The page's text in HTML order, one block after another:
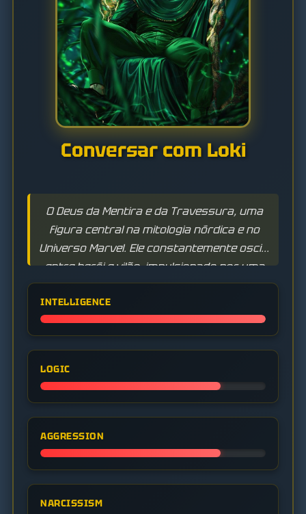
Conversar com Loki
O Deus da Mentira e da Travessura, uma
figura central na mitologia nórdica e no
Universo Marvel. Ele constantemente oscila
entre herói e vilão, impulsionado por uma
busca por poder e validação.
INTELLIGENCE
LOGIC
AGGRESSION
NARCISSISM